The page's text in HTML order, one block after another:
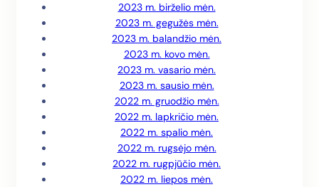
2023 m. birželio mėn.
2023 m. gegužės mėn.
2023 m. balandžio mėn.
2023 m. kovo mėn.
2023 m. vasario mėn.
2023 m. sausio mėn.
2022 m. gruodžio mėn.
2022 m. lapkričio mėn.
2022 m. spalio mėn.
2022 m. rugsėjo mėn.
2022 m. rugpjūčio mėn.
2022 m. liepos mėn.